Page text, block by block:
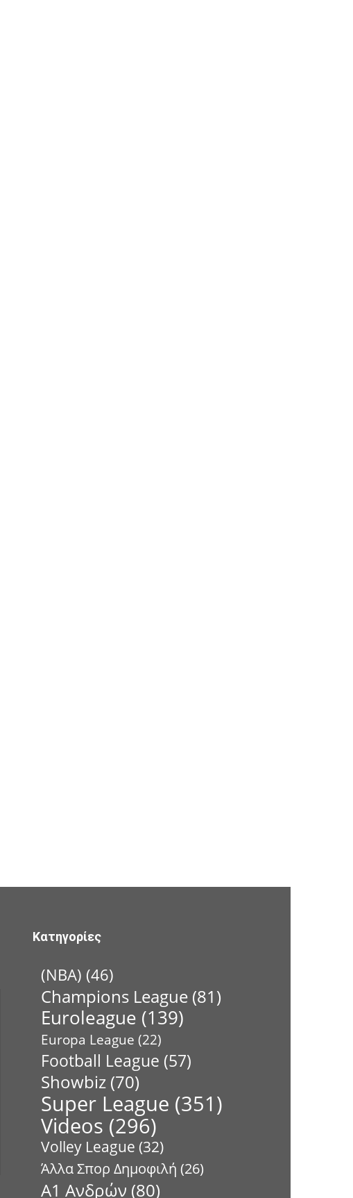
Κατηγορίες
(NBA) (46)
Champions League (81)
Euroleague (139)
Europa League (22)
Football League (57)
Showbiz (70)
Super League (351)
Videos (296)
Volley League (32)
Άλλα Σπορ Δημοφιλή (26)
Α1 Ανδρών (80)